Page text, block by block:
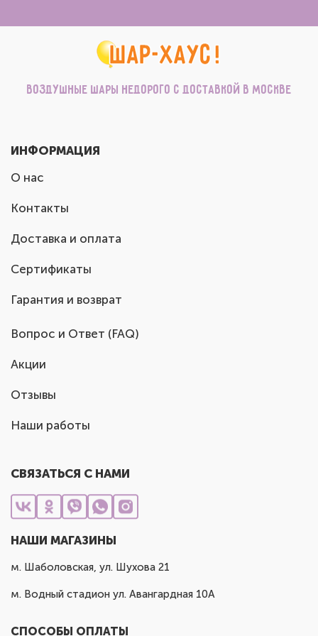
Воздушные шары недорого с доставкой в Москве
ИНФОРМАЦИЯ
О нас
Контакты
Доставка и оплата
Сертификаты
Гарантия и возврат
Вопрос и Ответ (FAQ)
Акции
Отзывы
Наши работы
СВЯЗАТЬСЯ С НАМИ
НАШИ МАГАЗИНЫ
м. Шаболовская, ул. Шухова 21
м. Водный стадион ул. Авангардная 10А
СПОСОБЫ ОПЛАТЫ